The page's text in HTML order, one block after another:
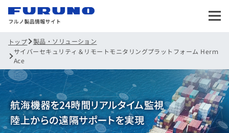
トップ
製品・ソリューション
サイバーセキュリティ＆リモートモニタリングプラットフォーム Herｍ
Ace